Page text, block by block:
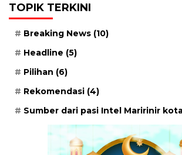
TOPIK TERKINI
Breaking News (10)
Headline (5)
Pilihan (6)
Rekomendasi (4)
Sumber dari pasi Intel Maririnir